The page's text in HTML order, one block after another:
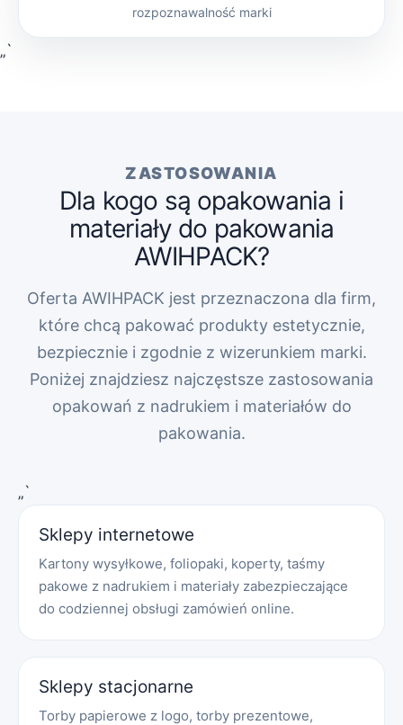
rozpoznawalność marki
„`
ZASTOSOWANIA
Dla kogo są opakowania i
materiały do pakowania
AWIHPACK?
Oferta AWIHPACK jest przeznaczona dla firm,
które chcą pakować produkty estetycznie,
bezpiecznie i zgodnie z wizerunkiem marki.
Poniżej znajdziesz najczęstsze zastosowania
opakowań z nadrukiem i materiałów do
pakowania.
„`
Sklepy internetowe
Kartony wysyłkowe, foliopaki, koperty, taśmy
pakowe z nadrukiem i materiały zabezpieczające
do codziennej obsługi zamówień online.
Sklepy stacjonarne
Torby papierowe z logo, torby prezentowe,